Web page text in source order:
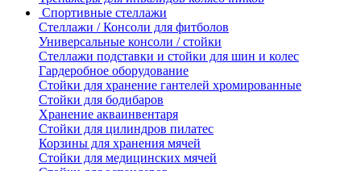
Спортивные стеллажи
Стеллажи / Консоли для фитболов
Универсальные консоли / стойки
Стеллажи подставки и стойки для шин и колес
Гардеробное оборудование
Стойки для хранение гантелей хромированные
Стойки для бодибаров
Хранение акваинвентаря
Стойки для цилиндров пилатес
Корзины для хранения мячей
Стойки для медицинских мячей